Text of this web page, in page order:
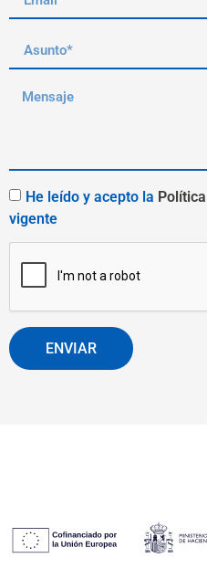
He leído y acepto la
vigente
ENVIAR